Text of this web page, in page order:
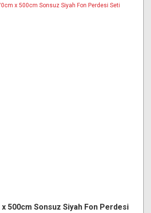
500cm Sonsuz Siyah Fon Perdesi